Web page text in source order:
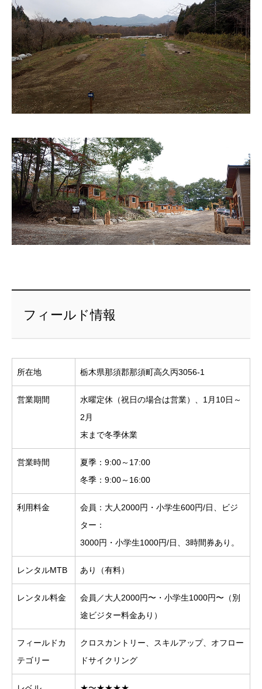
フィールド情報
所在地 栃木県那須郡那須町高久丙3056-1
営業期間
水曜定休（祝日の場合は営業）、1月10日～
2月
末まで冬季休業
営業時間
夏季：9:00～17:00
冬季：9:00～16:00
利用料金
会員：大人2000円・小学生600円/日、ビジ
ター：
3000円・小学生1000円/日、3時間券あり。
レンタルMTB あり（有料）
レンタル料金
会員／大人2000円〜・小学生1000円〜（別
途ビジター料金あり）
フィールドカ
テゴリー
クロスカントリー、スキルアップ、オフロー
ドサイクリング